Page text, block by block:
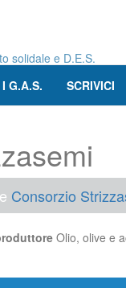
solidale e D.E.S.
I G.A.S. SCRIVICI
Consorzio
Olio, olive e